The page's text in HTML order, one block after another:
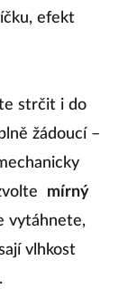
efekt
strčit i do
žádoucí –
mírný
vytáhnete,
vlhkost